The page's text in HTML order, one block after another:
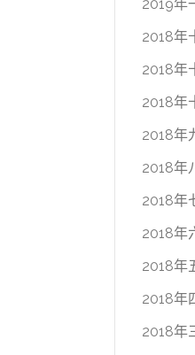
2019年
2018年
2018年
2018年
2018年
2018年
2018年
2018年
2018年
2018年
2018年